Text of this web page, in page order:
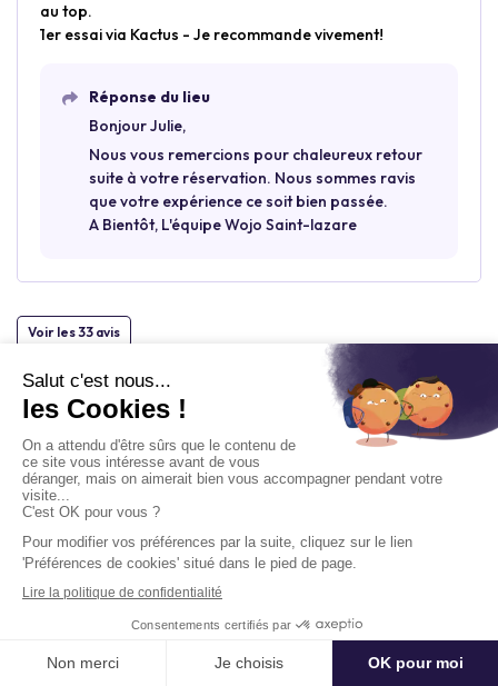
au top.
1er essai via Kactus - Je recommande vivement!
Réponse du lieu
Bonjour Julie,
Nous vous remercions pour chaleureux retour
suite à votre réservation. Nous sommes ravis
que votre expérience ce soit bien passée.
A Bientôt, L'équipe Wojo Saint-lazare
Voir les 33 avis
Localisation
16 / 18 Rue de Londres, 75009 Paris, France
09:00 - 19:00
Ouvrir la carte
Pour se déplacer
Demander un devis
Délai moyen de réponse : Moins de 4h